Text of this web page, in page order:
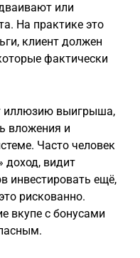
или
На практике это
клиент должен
фактически
иллюзию выигрыша,
вложения и
Часто человек
доход, видит
инвестировать ещё,
рискованно.
вкупе с бонусами